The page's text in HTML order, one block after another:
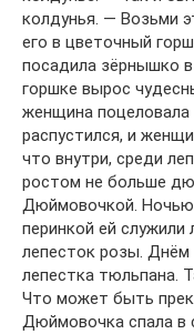
колдунья. — Возьми
его в цветочный
посадила зёрнышко
горшке вырос
женщина поцеловала
распустился, и
что внутри, среди
ростом не больше
Дюймовочкой. Ночью
перинкой ей
лепесток розы. Днём
лепестка тюльпана.
Что может быть
Дюймовочка спала в